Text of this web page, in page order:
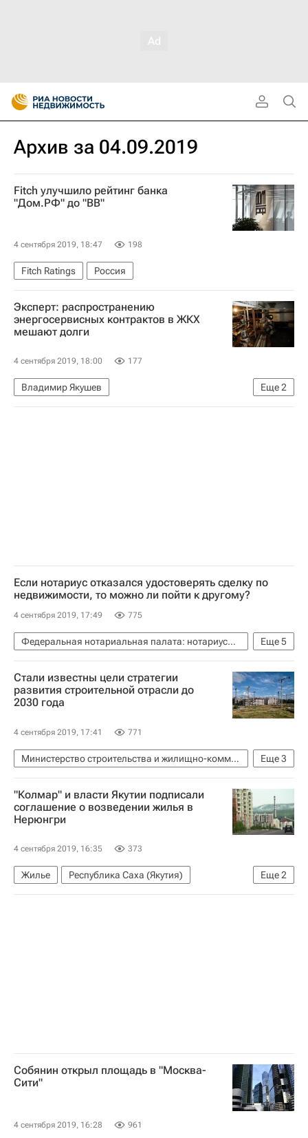
Архив за 04.09.2019
Fitch улучшило рейтинг банка
"Дом.РФ" до "ВВ"
4 сентября 2019, 18:47 198
Fitch Ratings Россия
Эксперт: распространению
энергосервисных контрактов в ЖКХ
мешают долги
4 сентября 2019, 18:00 177
Еще2
Владимир Якушев
Министерство строительства и жилищно-коммунального хозяйства РФ (Минстрой России)
Если нотариус отказался удостоверять сделку по
недвижимости, то можно ли пойти к другому?
4 сентября 2019, 17:49 775
Еще5
Федеральная нотариальная палата: нотариусы советуют
Федеральная нотариальная палата
Законодательство
Недвижимость
Нотариусы
Стали известны цели стратегии
развития строительной отрасли до
2030 года
4 сентября 2019, 17:41 771
Еще3
Министерство строительства и жилищно-коммунального хозяйства РФ (Минстрой России)
Строительство
Ипотека Россия
"Колмар" и власти Якутии подписали
соглашение о возведении жилья в
Нерюнгри
4 сентября 2019, 16:35 373
Еще2
Жилье
Республика Саха (Якутия)
Восточный экономический форум (ВЭФ)
Собянин открыл площадь в "Москва-
Сити"
4 сентября 2019, 16:28 961